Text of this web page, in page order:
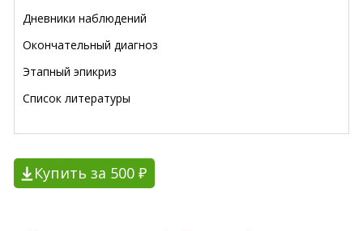
Дневники наблюдений
Окончательный диагноз
Этапный эпикриз
Список литературы
Купить за 500 ₽